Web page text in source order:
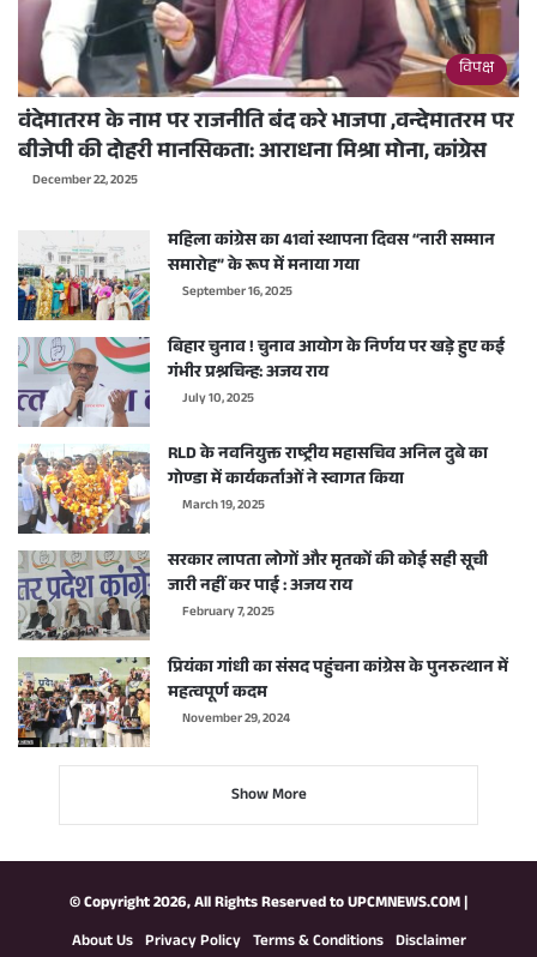
विपक्ष
वंदेमातरम के नाम पर राजनीति बंद करे भाजपा ,वन्देमातरम पर
बीजेपी की दोहरी मानसिकता: आराधना मिश्रा मोना, कांग्रेस
December 22, 2025
महिला कांग्रेस का 41वां स्थापना दिवस “नारी सम्मान
समारोह” के रूप में मनाया गया
September 16, 2025
बिहार चुनाव ! चुनाव आयोग के निर्णय पर खड़े हुए कई
गंभीर प्रश्नचिन्ह: अजय राय
July 10, 2025
RLD के नवनियुक्त राष्ट्रीय महासचिव अनिल दुबे का
गोण्डा में कार्यकर्ताओं ने स्वागत किया
March 19, 2025
सरकार लापता लोगों और मृतकों की कोई सही सूची
जारी नहीं कर पाई : अजय राय
February 7, 2025
प्रियंका गांधी का संसद पहुंचना कांग्रेस के पुनरुत्थान में
महत्वपूर्ण कदम
November 29, 2024
Show More
© Copyright 2026, All Rights Reserved toUPCMNEWS.COM|
About Us Privacy Policy Terms & Conditions Disclaimer